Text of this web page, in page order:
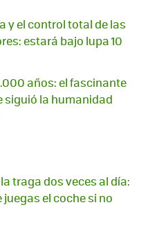
y el control total de las
estará bajo lupa 10
años: el fascinante
siguió la humanidad
traga dos veces al día:
el coche si no